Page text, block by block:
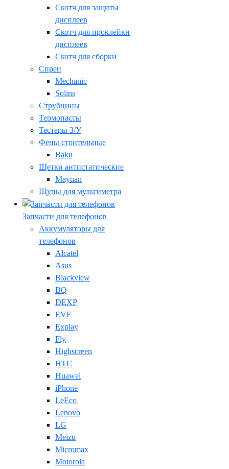
Скотч для защиты
дисплеев
Скотч для проклейки
дисплеев
Скотч для сборки
Спреи
Mechanic
Solins
Струбцины
Термопасты
Тестеры З/У
Фены стоительные
Baku
Щетки антистатические
Mayuan
Щупы для мультиметра
Запчасти для телефонов
Аккумуляторы для
телефонов
Alcatel
Asus
Blackview
BQ
DEXP
EVE
Explay
Fly
Highscreen
HTC
Huawei
iPhone
LeEco
Lenovo
LG
Meizu
Micromax
Motorola